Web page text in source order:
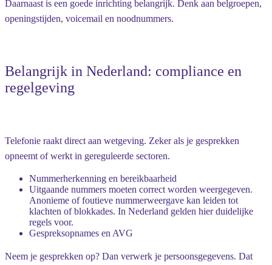
Daarnaast is een goede inrichting belangrijk. Denk aan belgroepen,
openingstijden, voicemail en noodnummers.
Belangrijk in Nederland: compliance en
regelgeving
Telefonie raakt direct aan wetgeving. Zeker als je gesprekken
opneemt of werkt in gereguleerde sectoren.
Nummerherkenning en bereikbaarheid
Uitgaande nummers moeten correct worden weergegeven.
Anonieme of foutieve nummerweergave kan leiden tot
klachten of blokkades. In Nederland gelden hier duidelijke
regels voor.
Gespreksopnames en AVG
Neem je gesprekken op? Dan verwerk je persoonsgegevens. Dat